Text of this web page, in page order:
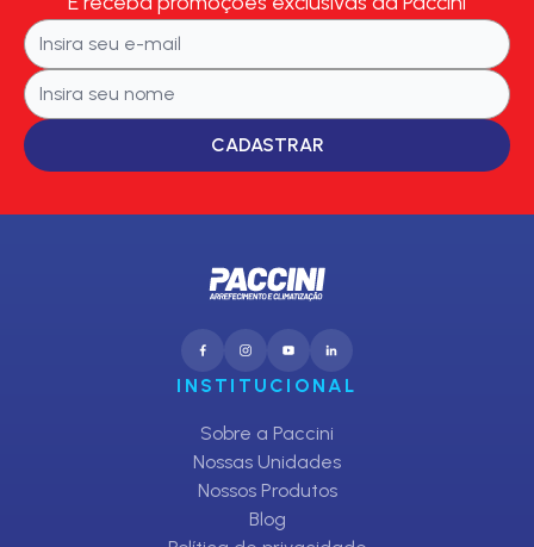
CADASTRAR
INSTITUCIONAL
Sobre a Paccini
Nossas Unidades
Nossos Produtos
Blog